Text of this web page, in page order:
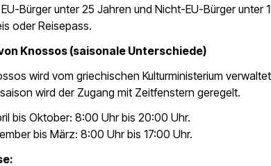
Bürger unter 25 Jahren und Nicht-EU-Bürger unter
oder Reisepass.
Knossos (saisonale Unterschiede)
wird vom griechischen Kulturministerium
wird der Zugang mit Zeitfenstern geregelt.
bis Oktober: 8:00 Uhr bis 20:00 Uhr.
bis März: 8:00 Uhr bis 17:00 Uhr.